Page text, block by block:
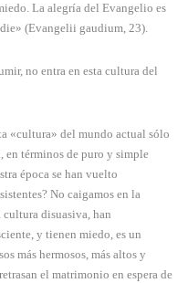
La alegría del Evangelio es
(Evangelii gaudium, 23).
no entra en esta cultura del
«cultura» del mundo actual sólo
términos de puro y simple
época se han vuelto
No caigamos en la
cultura disuasiva, han
y tienen miedo, es un
más hermosos, más altos y
el matrimonio en espera de